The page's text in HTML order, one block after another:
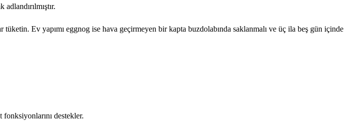
Ev yapımı eggnog ise hava geçirmeyen bir kapta buzdolabında saklanmalı ve üç ila beş gün içinde
fonksiyonlarını destekler.